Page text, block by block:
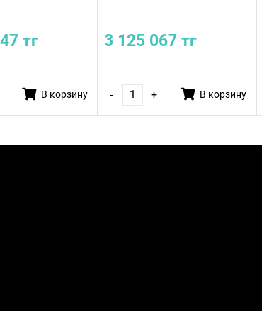
тг
В корзину
3 125 067 тг
- + В корзину